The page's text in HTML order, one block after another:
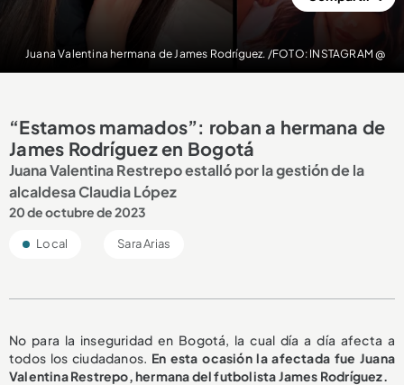
Juana Valentina hermana de James Rodríguez. /FOTO: INSTAGRAM @
“Estamos mamados”: roban a hermana de
James Rodríguez en Bogotá
Juana Valentina Restrepo estalló por la gestión de la
alcaldesa Claudia López
20 de octubre de 2023
Local Sara Arias
No para la inseguridad en Bogotá, la cual día a día afecta a
todos los ciudadanos. En esta ocasión la afectada fue Juana
Valentina Restrepo, hermana del futbolista James Rodríguez.